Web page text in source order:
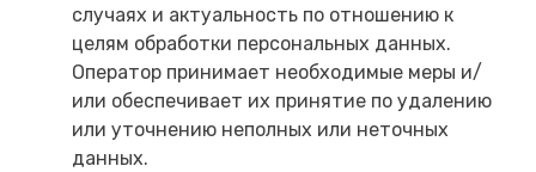
случаях и актуальность по отношению к
целям обработки персональных данных.
Оператор принимает необходимые меры и/
или обеспечивает их принятие по удалению
или уточнению неполных или неточных
данных.